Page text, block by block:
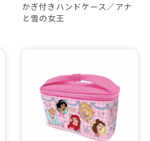
かぎ付きハンドケース／アナ
と雪の女王